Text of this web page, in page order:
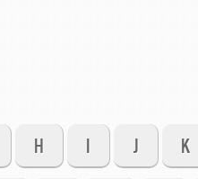
H I J K